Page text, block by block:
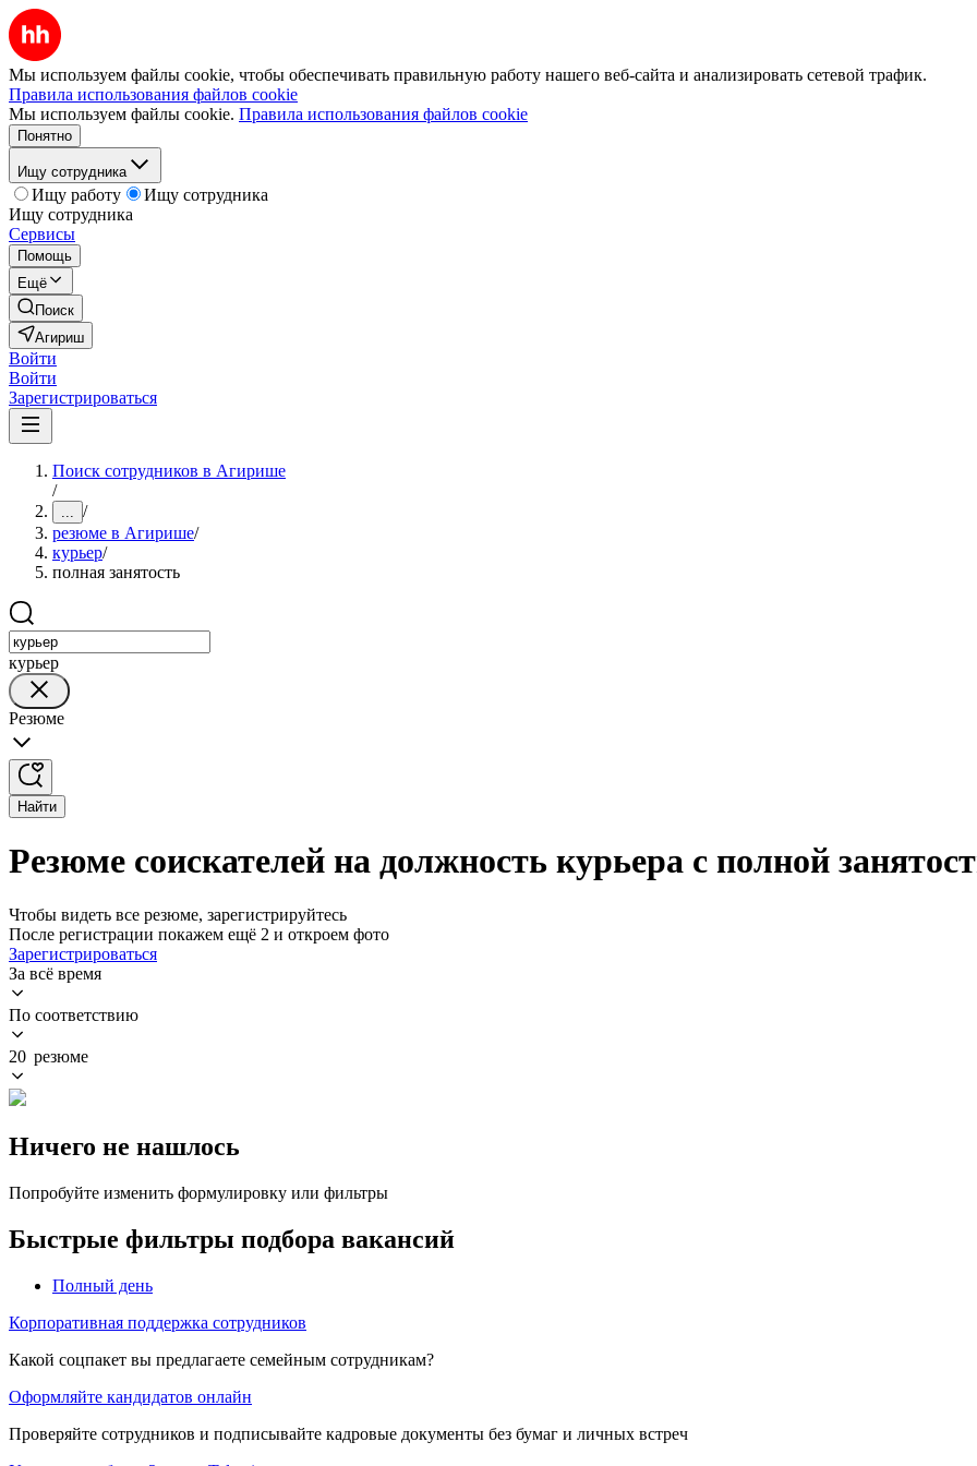
Мы используем файлы cookie, чтобы обеспечивать правильную работу нашего веб-сайта и анализировать сетевой трафик.
Правила использования файлов cookie
Мы используем файлы cookie. Правила использования файлов cookie
Понятно
Ищу сотрудника
Ищу работу
Ищу сотрудника
Ищу сотрудника
Сервисы
Помощь
Ещё
Поиск
Агириш
Войти
Войти
Зарегистрироваться
Поиск сотрудников в Агирише
/
... /
резюме в Агирише/
курьер/
полная занятость
курьер
Резюме
Найти
Резюме соискателей на должность курьера с полной
Чтобы видеть все резюме, зарегистрируйтесь
После регистрации покажем ещё 2 и откроем фото
Зарегистрироваться
За всё время
По соответствию
20 резюме
Ничего не нашлось
Попробуйте изменить формулировку или фильтры
Быстрые фильтры подбора вакансий
Полный день
Корпоративная поддержка сотрудников
Какой соцпакет вы предлагаете семейным сотрудникам?
Оформляйте кандидатов онлайн
Проверяйте сотрудников и подписывайте кадровые документы без бумаг и личных встреч